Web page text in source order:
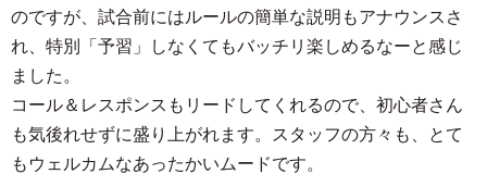
のですが、試合前にはルールの簡単な説明もアナウンスさ
れ、特別「予習」しなくてもバッチリ楽しめるなーと感じ
ました。
コール＆レスポンスもリードしてくれるので、初心者さん
も気後れせずに盛り上がれます。スタッフの方々も、とて
もウェルカムなあったかいムードです。